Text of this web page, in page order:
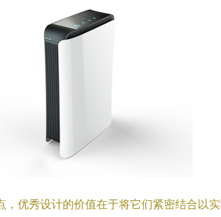
，优秀设计的价值在于将它们紧密结合以